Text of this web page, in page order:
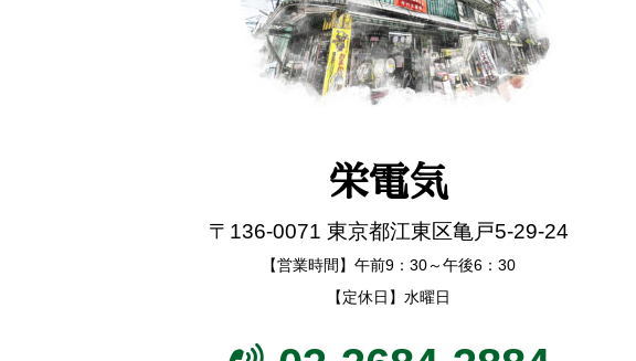
栄電気
〒136-0071 東京都江東区亀戸5-29-24
【営業時間】午前9：30～午後6：30
【定休日】水曜日